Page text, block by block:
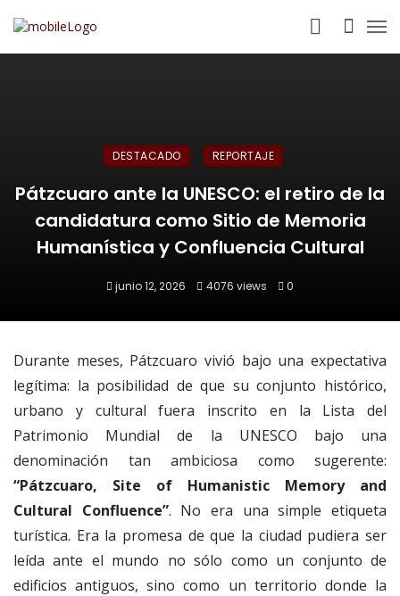
DESTACADO REPORTAJE
Pátzcuaro ante la UNESCO: el retiro de la
candidatura como Sitio de Memoria
Humanística y Confluencia Cultural
junio 12, 2026 4076 views 0
Durante meses, Pátzcuaro vivió bajo una expectativa
legítima: la posibilidad de que su conjunto histórico,
urbano y cultural fuera inscrito en la Lista del
Patrimonio Mundial de la UNESCO bajo una
denominación tan ambiciosa como sugerente:
“Pátzcuaro, Site of Humanistic Memory and
Cultural Confluence”. No era una simple etiqueta
turística. Era la promesa de que la ciudad pudiera ser
leída ante el mundo no sólo como un conjunto de
edificios antiguos, sino como un territorio donde la